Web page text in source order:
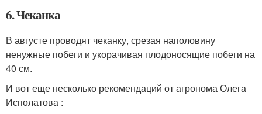
6. Чеканка
В августе проводят чеканку, срезая наполовину
ненужные побеги и укорачивая плодоносящие побеги на
40 см.
И вот еще несколько рекомендаций от агронома Олега
Исполатова :